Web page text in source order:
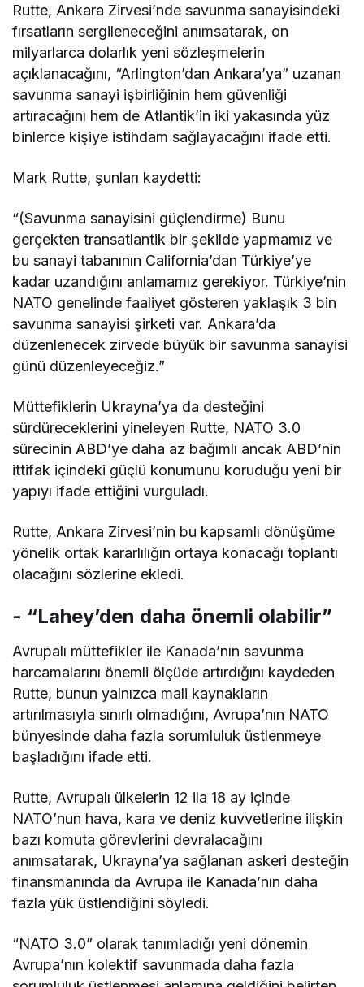
Rutte, Ankara Zirvesi’nde savunma sanayisindeki
fırsatların sergileneceğini anımsatarak, on
milyarlarca dolarlık yeni sözleşmelerin
açıklanacağını, “Arlington’dan Ankara’ya” uzanan
savunma sanayi işbirliğinin hem güvenliği
artıracağını hem de Atlantik’in iki yakasında yüz
binlerce kişiye istihdam sağlayacağını ifade etti.
Mark Rutte, şunları kaydetti:
“(Savunma sanayisini güçlendirme) Bunu
gerçekten transatlantik bir şekilde yapmamız ve
bu sanayi tabanının California’dan Türkiye’ye
kadar uzandığını anlamamız gerekiyor. Türkiye’nin
NATO genelinde faaliyet gösteren yaklaşık 3 bin
savunma sanayisi şirketi var. Ankara’da
düzenlenecek zirvede büyük bir savunma sanayisi
günü düzenleyeceğiz.”
Müttefiklerin Ukrayna’ya da desteğini
sürdüreceklerini yineleyen Rutte, NATO 3.0
sürecinin ABD’ye daha az bağımlı ancak ABD’nin
ittifak içindeki güçlü konumunu koruduğu yeni bir
yapıyı ifade ettiğini vurguladı.
Rutte, Ankara Zirvesi’nin bu kapsamlı dönüşüme
yönelik ortak kararlılığın ortaya konacağı toplantı
olacağını sözlerine ekledi.
​​​​​​​- “Lahey’den daha önemli olabilir”
Avrupalı müttefikler ile Kanada’nın savunma
harcamalarını önemli ölçüde artırdığını kaydeden
Rutte, bunun yalnızca mali kaynakların
artırılmasıyla sınırlı olmadığını, Avrupa’nın NATO
bünyesinde daha fazla sorumluluk üstlenmeye
başladığını ifade etti.
Rutte, Avrupalı ülkelerin 12 ila 18 ay içinde
NATO’nun hava, kara ve deniz kuvvetlerine ilişkin
bazı komuta görevlerini devralacağını
anımsatarak, Ukrayna’ya sağlanan askeri desteğin
finansmanında da Avrupa ile Kanada’nın daha
fazla yük üstlendiğini söyledi.
“NATO 3.0” olarak tanımladığı yeni dönemin
Avrupa’nın kolektif savunmada daha fazla